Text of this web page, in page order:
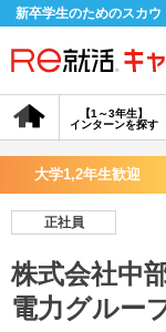
新卒学生のためのスカウ
【1～3年生】
インターンを探す
会員
探す
【4年生】
大学1,2年生歓迎
正社員
株式会社中
電力グルー